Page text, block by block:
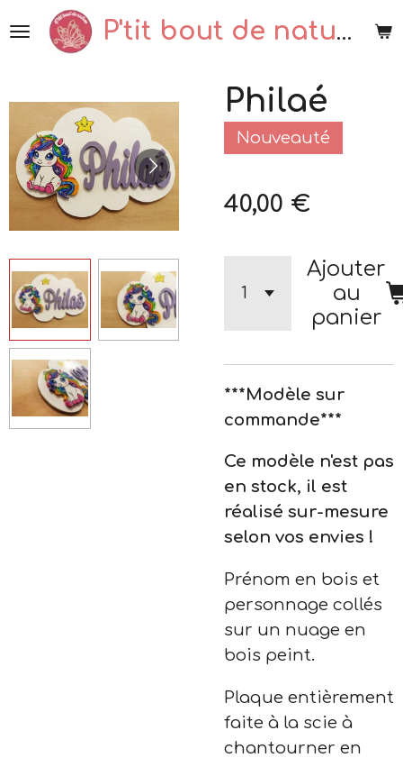
Passer
P'tit bout de nature
Philaé
Nouveauté
40,00 €
Ajouter
au
panier
***Modèle sur
commande***
Ce modèle n'est pas
en stock, il est
réalisé sur-mesure
selon vos envies !
Prénom en bois et
personnage collés
sur un nuage en
bois peint.
Plaque entièrement
faite à la scie à
chantourner en